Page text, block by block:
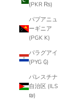
(PKR ₨)
パプアニュ
ーギニア
(PGK K)
パラグアイ
(PYG ₲)
パレスチナ
自治区 (ILS
₪)